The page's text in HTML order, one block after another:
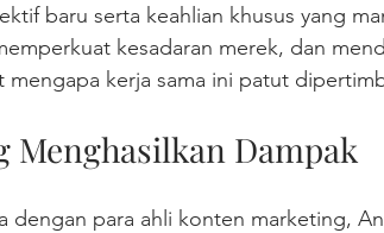
baru serta keahlian khusus yang
kesadaran merek, dan
mengapa kerja sama ini patut
Menghasilkan Dampak
dengan para ahli konten marketing,